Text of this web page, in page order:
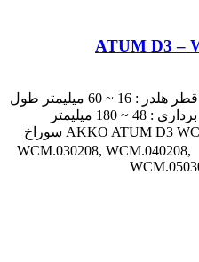
نگهدارنده ابزار U-DRILL یو دریل قطر هلدر : 16 ~ 60 میلیمتر طول
هلدر : 126 ~ 282 میلیمتر عمق بار برداری : 48 ~ 180 میلیمتر
سیستم : U DRILL D3 نوع : AKKO ATUM D3 WCMⓧ سوراخ
خنک کننده : ندارد مناسب الماس : WCM.030208, WCM.040208,